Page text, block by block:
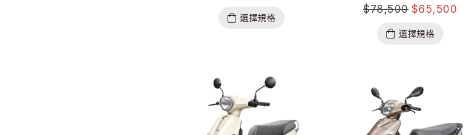
選擇規格
$78,500 $65,500
選擇規格